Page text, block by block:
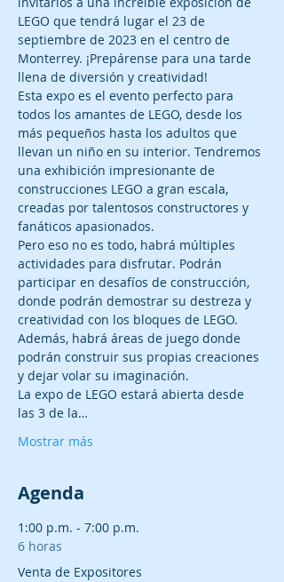
LEGO que tendrá lugar el 23 de
septiembre de 2023 en el centro de
Monterrey. ¡Prepárense para una tarde
llena de diversión y creatividad!
Esta expo es el evento perfecto para
todos los amantes de LEGO, desde los
más pequeños hasta los adultos que
llevan un niño en su interior. Tendremos
una exhibición impresionante de
construcciones LEGO a gran escala,
creadas por talentosos constructores y
fanáticos apasionados.
Pero eso no es todo, habrá múltiples
actividades para disfrutar. Podrán
participar en desafíos de construcción,
donde podrán demostrar su destreza y
creatividad con los bloques de LEGO.
Además, habrá áreas de juego donde
podrán construir sus propias creaciones
y dejar volar su imaginación.
La expo de LEGO estará abierta desde
las 3 de la…
Mostrar más
Agenda
1:00 p.m. - 7:00 p.m.
6 horas
Venta de Expositores